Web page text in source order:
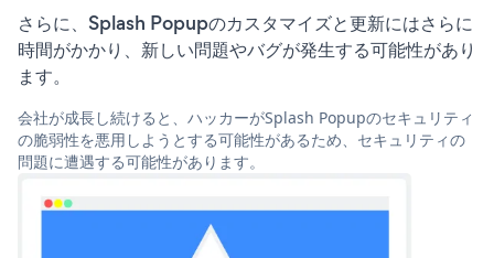
さらに、Splash Popupのカスタマイズと更新にはさらに
時間がかかり、新しい問題やバグが発生する可能性があり
ます。
会社が成長し続けると、ハッカーがSplash Popupのセキュリティ
の脆弱性を悪用しようとする可能性があるため、セキュリティの
問題に遭遇する可能性があります。